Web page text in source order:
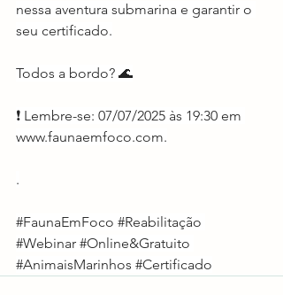
nessa aventura submarina e garantir o
seu certificado.
Todos a bordo? 🌊
❗ Lembre-se: 07/07/2025 às 19:30 em
www.faunaemfoco.com.
.
#FaunaEmFoco #Reabilitação
#Webinar #Online&Gratuito
#AnimaisMarinhos #Certificado